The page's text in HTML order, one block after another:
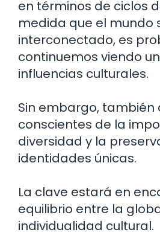
en términos de ciclos
medida que el mundo
interconectado, es
continuemos viendo
influencias culturales.
Sin embargo, también
conscientes de la
diversidad y la
identidades únicas.
La clave estará en
equilibrio entre la
individualidad cultural.